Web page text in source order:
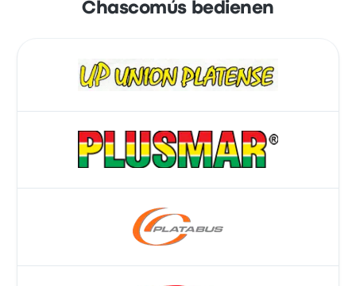
Chascomús bedienen